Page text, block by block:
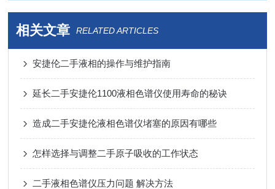
相关文章 RELATED ARTICLES
安捷伦二手液相的操作与维护指南
延长二手安捷伦1100液相色谱仪使用寿命的秘诀
造成二手安捷伦液相色谱仪堵塞的原因有哪些
怎样选择与调整二手原子吸收的工作状态
二手液相色谱仪压力问题 解决方法